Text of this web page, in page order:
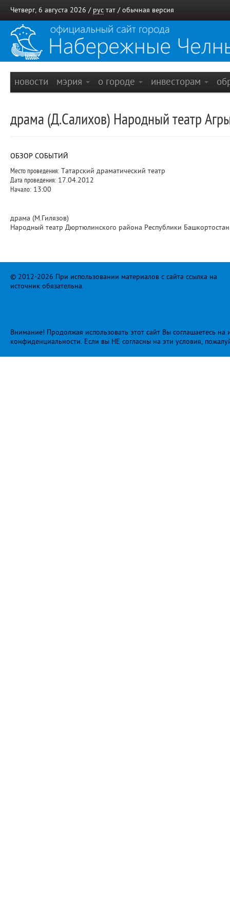
Четверг, 6 августа 2026 / рус тат / обычная версия
новости мэрия о городе инвесторам
драма (Д.Салихов) Народный театр
ОБЗОР СОБЫТИЙ
Место проведения: Татарский драматический театр
Дата проведения: 17.04.2012
Начало: 13:00
драма (М.Гилязов)
Народный театр Дюртюлинского района Республики
© 2012-2026 При использовании материалов с сайта ссылка на
источник обязательна.
Внимание! Продолжая использовать этот сайт Вы соглашаетесь
конфиденциальности. Если вы НЕ согласны на эти условия,